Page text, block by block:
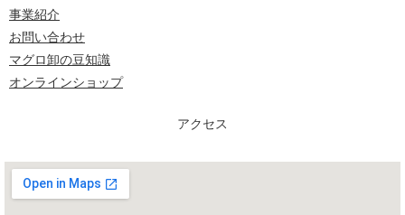
事業紹介
お問い合わせ
マグロ卸の豆知識
オンラインショップ
アクセス